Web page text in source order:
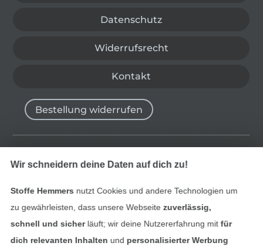
Datenschutz
Widerrufsrecht
Kontakt
Bestellung widerrufen
Finde mehr Inspiration
Wir schneidern deine Daten auf dich zu!
Stoffe Hemmers nutzt Cookies und andere Technologien um
zu gewährleisten, dass unsere Webseite zuverlässig,
schnell und sicherläuft; wir deine Nutzererfahrung mitfür
dich relevanten Inhalten und personalisierter Werbung